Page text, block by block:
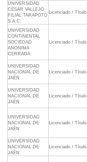
UNIVERSIDAD
CESAR VALLEJO
FILIAL TARAPOTO
S.A.C.
Licenciado / Título
UNIVERSIDAD
CONTINENTAL
SOCIEDAD
ANONIMA
CERRADA
Licenciado / Título
UNIVERSIDAD
NACIONAL DE
JAÉN
Licenciado / Título
UNIVERSIDAD
NACIONAL DE
JAÉN
Licenciado / Título
UNIVERSIDAD
NACIONAL DE
JAÉN
Licenciado / Título
UNIVERSIDAD
NACIONAL DE
JAÉN
Licenciado / Título